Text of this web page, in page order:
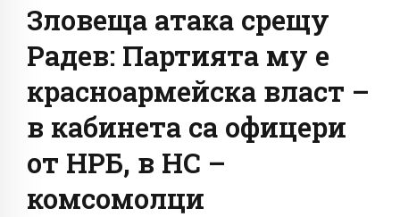
Зловеща атака срещу
Радев: Партията му е
красноармейска власт –
в кабинета са офицери
от НРБ, в НС –
комсомолци